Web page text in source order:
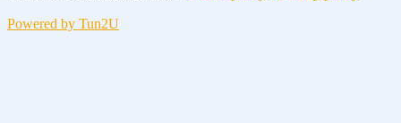
Powered by Tun2U